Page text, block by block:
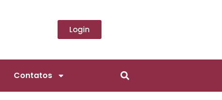
Login
Contatos